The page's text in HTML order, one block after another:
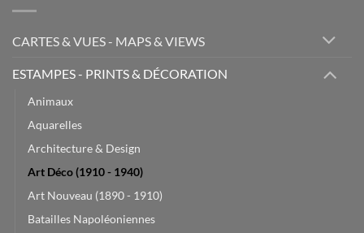
CARTES & VUES - MAPS & VIEWS
ESTAMPES - PRINTS & DÉCORATION
Animaux
Aquarelles
Architecture & Design
Art Déco (1910 - 1940)
Art Nouveau (1890 - 1910)
Batailles Napoléoniennes